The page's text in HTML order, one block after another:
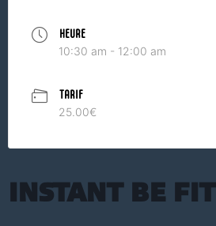
HEURE
10:30 am - 12:00 am
TARIF
25.00€
Instant Be Fit